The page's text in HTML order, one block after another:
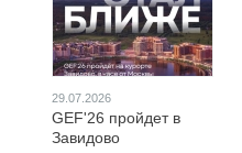
29.07.2026
GEF'26 пройдет в
Завидово